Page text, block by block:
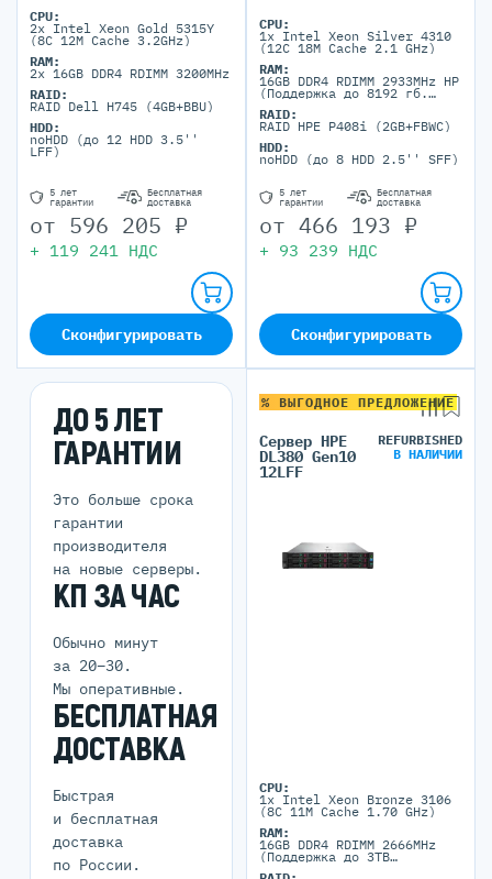
CPU:
2x Intel Xeon Gold 5315Y
(8C 12M Cache 3.2GHz)
RAM:
2x 16GB DDR4 RDIMM 3200MHz
RAID:
RAID Dell H745 (4GB+BBU)
HDD:
noHDD (до 12 HDD 3.5''
LFF)
5 лет
гарантии
Бесплатная
доставка
от 596 205 ₽
+ 119 241 НДС
Сконфигурировать
CPU:
1x Intel Xeon Silver 4310
(12C 18M Cache 2.1 GHz)
RAM:
16GB DDR4 RDIMM 2933MHz HP
(Поддержка до 8192 гб.
портов)
RAID:
RAID HPE P408i (2GB+FBWC)
HDD:
noHDD (до 8 HDD 2.5'' SFF)
5 лет
гарантии
Бесплатная
доставка
от 466 193 ₽
+ 93 239 НДС
Сконфигурировать
ДО 5 ЛЕТ
ГАРАНТИИ
Это больше срока
гарантии
производителя
на новые серверы.
КП ЗА ЧАС
Обычно минут
за 20–30.
Мы оперативные.
БЕСПЛАТНАЯ
ДОСТАВКА
Быстрая
и бесплатная
доставка
по России.
% ВЫГОДНОЕ ПРЕДЛОЖЕНИЕ
Сервер HPE
DL380 Gen10
12LFF
REFURBISHED
В НАЛИЧИИ
CPU:
1x Intel Xeon Bronze 3106
(8C 11M Cache 1.70 GHz)
RAM:
16GB DDR4 RDIMM 2666MHz
(Поддержка до 3TB